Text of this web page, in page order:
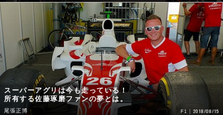
スーパーアグリは今も走っている！
所有する佐藤琢磨ファンの夢とは。
尾張正博 F1 2018/08/15